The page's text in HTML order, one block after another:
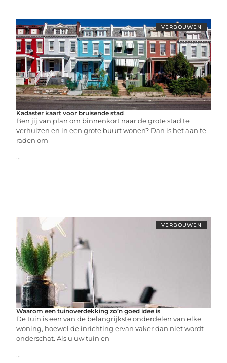
VERBOUWEN
Kadaster kaart voor bruisende stad
Ben jij van plan om binnenkort naar de grote stad te
verhuizen en in een grote buurt wonen? Dan is het aan te
raden om
...
VERBOUWEN
Waarom een tuinoverdekking zo’n goed idee is
De tuin is een van de belangrijkste onderdelen van elke
woning, hoewel de inrichting ervan vaker dan niet wordt
onderschat. Als u uw tuin en
...